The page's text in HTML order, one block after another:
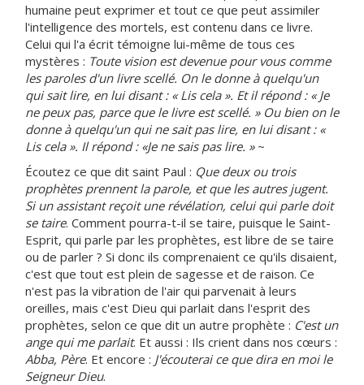
humaine peut exprimer et tout ce que peut assimiler
l'intelligence des mortels, est contenu dans ce livre.
Celui qui l'a écrit témoigne lui-même de tous ces
mystères : Toute vision est devenue pour vous comme
les paroles d'un livre scellé. On le donne à quelqu'un
qui sait lire, en lui disant : « Lis cela ». Et il répond : « Je
ne peux pas, parce que le livre est scellé. » Ou bien on le
donne à quelqu'un qui ne sait pas lire, en lui disant : «
Lis cela ». Il répond : «Je ne sais pas lire. »~
Écoutez ce que dit saint Paul : Que deux ou trois
prophètes prennent la parole, et que les autres jugent.
Si un assistant reçoit une révélation, celui qui parle doit
se taire. Comment pourra-t-il se taire, puisque le Saint-
Esprit, qui parle par les prophètes, est libre de se taire
ou de parler ? Si donc ils comprenaient ce qu'ils disaient,
c'est que tout est plein de sagesse et de raison. Ce
n'est pas la vibration de l'air qui parvenait à leurs
oreilles, mais c'est Dieu qui parlait dans l'esprit des
prophètes, selon ce que dit un autre prophète : C'est un
ange qui me parlait. Et aussi : Ils crient dans nos cœurs :
Abba, Père. Et encore : J'écouterai ce que dira en moi le
Seigneur Dieu.